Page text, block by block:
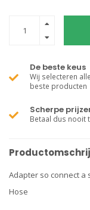
De beste keus
Wij selecteren
beste producten
Scherpe
Betaal dus nooit
Adapter so connect a
Hose